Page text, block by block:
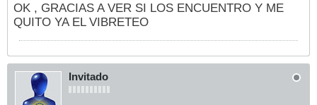
OK , GRACIAS A VER SI LOS ENCUENTRO Y ME
QUITO YA EL VIBRETEO
Invitado